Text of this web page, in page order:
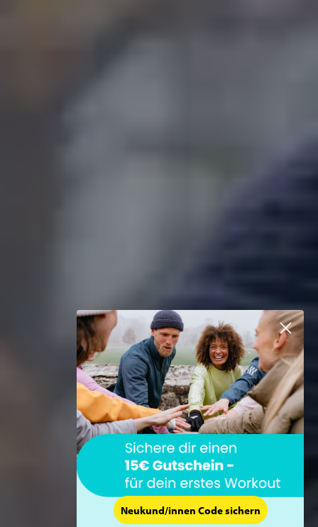
Neukund/innen Code sichern